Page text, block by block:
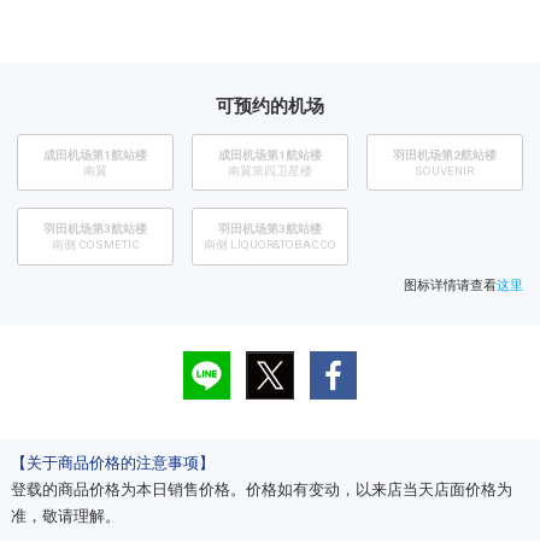
可预约的机场
成田机场第1航站楼
南翼
成田机场第1航站楼
南翼第四卫星楼
​羽田机场第2航站楼
SOUVENIR
羽田机场第3航站楼
南侧 COSMETIC
羽田机场第3航站楼
南侧 LIQUOR&TOBACCO
图标详情请查看这里
【关于商品价格的注意事项】
登载的商品价格为本日销售价格。价格如有变动，以来店当天店面价格为
准，敬请理解。